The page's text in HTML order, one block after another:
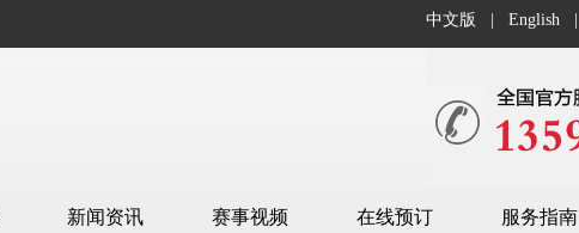
中文版 English
新闻资讯 赛事视频 在线预订 服务指南